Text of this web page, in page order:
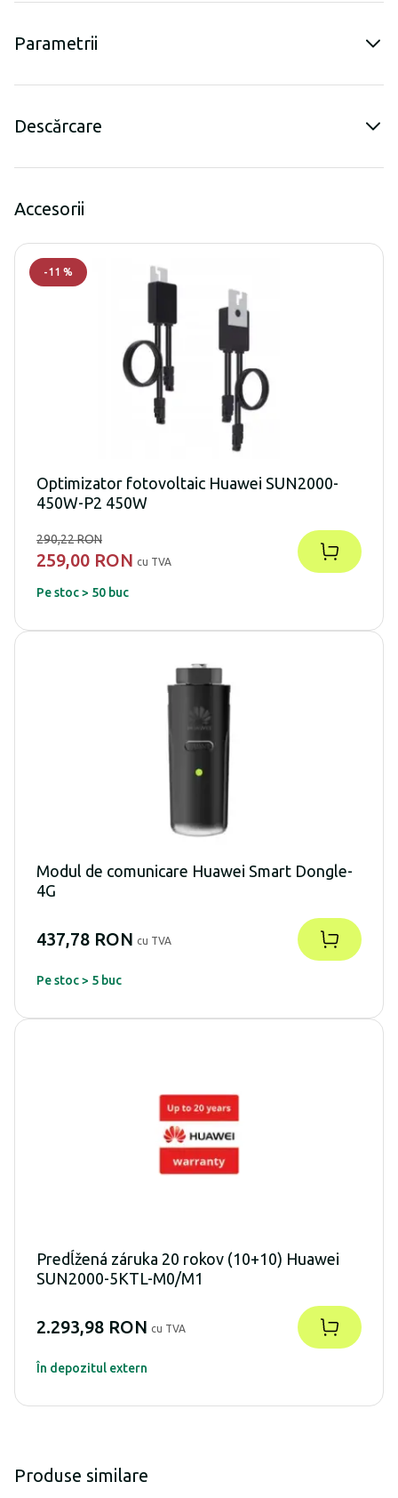
Parametrii
Descărcare
Accesorii
-11 %
Optimizator fotovoltaic Huawei SUN2000-
450W-P2 450W
290,22 RON
259,00 RON cu TVA
Pe stoc > 50 buc
Modul de comunicare Huawei Smart Dongle-
4G
437,78 RON cu TVA
Pe stoc > 5 buc
Predĺžená záruka 20 rokov (10+10) Huawei
SUN2000-5KTL-M0/M1
2.293,98 RON cu TVA
În depozitul extern
Produse similare